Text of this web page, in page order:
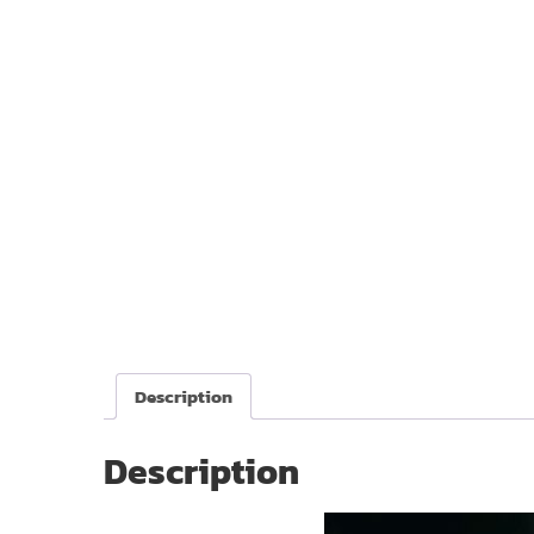
Description
Description